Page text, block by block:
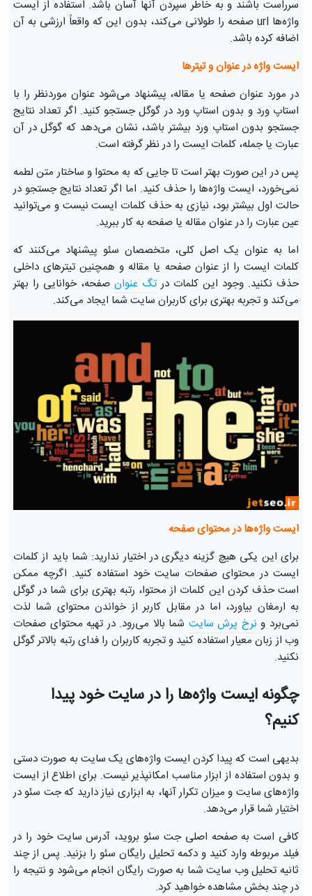
سرراست باشند و به خاطر سپردن آنها آسان باشد. استفاده از ایست
واژه‌ها url صفحه را طولانی می‌کند، بدون این که واقعاً ارزشی به آن
اضافه کرده باشد.
ایست واژه در عنوان و تیترها
در مورد عنوان صفحه یا مقاله، پیشنهاد می‌شود عنوان موردنظر را با
استاپ ورد و بدون استاپ ورد در گوگل جستجو کنید. اگر تعداد نتایج
جستجو بدون استاپ ورد بیشتر باشد، نشان می‌دهد که گوگل در آن
عبارت یا جمله، کلمات ایست را در نظر گرفته است.
پس در این صورت بهتر است تا جایی که به محتوا و ساختار متن لطمه
نمی‌خورد، ایست واژه‌ها را حذف کنید. اما اگر تعداد نتایج جستجو در
حالت اول بیشتر بود، نیازی به حذف کلمات ایست نیست و می‌توانید
عین عبارت را در عنوان مقاله یا صفحه به کار ببرید.
اما به عنوان یک اصل کلی، متخصصان سئو پیشنهاد می‌کنند که
کلمات ایست را از عنوان صفحه یا مقاله و همچنین تیترهای داخلی
حذف نکنید. وجود این کلمات در تگ عنوان صفحه، خوانایی را بهتر
می‌کند و تجربه بهتری برای کاربران سایت شما ایجاد می‌کند.
ایست واژه‌ها در محتوای صفحه
برای این یکی هیچ گزینه دیگری در اختیار ندارید: شما باید از کلمات
ایست در محتوای صفحات سایت خود استفاده کنید. اگرچه ممکن
است حذف کردن این کلمات از محتوا، رتبه بهتری برای شما در گوگل
به ارمغان بیاورد، اما در مقابل کاربر از خواندن محتوای شما لذت
نمی‌برد و نرخ پرش سایت شما بالا می‌رود. در تهیه محتوای صفحات
وب از زبان معیار استفاده کنید و تجربه کاربران را فدای رتبه بالاتر گوگل
نکنید.
چگونه ایست واژه‌ها را در سایت خود پیدا
کنیم؟
بدیهی است که پیدا کردن ایست واژه‌های یک سایت به صورت دستی
و بدون استفاده از ابزار مناسب امکانپذیر نیست. برای اطلاع از ایست
واژه‌های سایت و میزان تکرار آنها، به ابزاری نیاز دارید که جت سئو در
اختیار شما قرار می‌دهد.
کافی است به صفحه اصلی جت سئو بروید، آدرس سایت خود را در
فیلد مربوطه وارد کنید و دکمه تحلیل رایگان سئو را بزنید. پس از چند
ثانیه تحلیل وب سایت شما به صورت رایگان انجام می‌شود و نتیجه را
در چند بخش مشاهده خواهید کرد.